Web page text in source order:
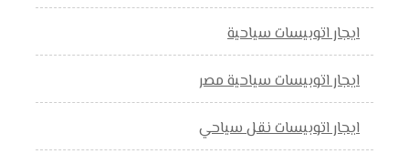
ايجار اتوبيسات سياحية
ايجار اتوبيسات سياحية مصر
ايجار اتوبيسات نقل سياحي